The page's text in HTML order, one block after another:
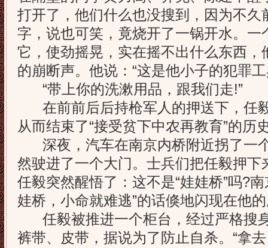
打开了，他们什么也没搜到，因为不久
字，说也可笑，竟烧开了一锅开水。一
它，使劲摇晃，实在摇不出什么东西
的崩断声。他说：“这是他小子的犯罪工
“带上你的洗漱用品，跟我们走!”
在前前后后持枪军人的押送下，任
从而结束了“接受贫下中农再教育”的历
深夜，汽车在南京内桥附近拐了一
然驶进了一个大门。士兵们把任毅押下
任毅突然醒悟了：这不是“娃娃桥”吗?
娃桥，小命就难逃”的话倏地闪现在他
任毅被推进一个柜台，经过严格搜
裤带、皮带，据说为了防止自杀。“拿